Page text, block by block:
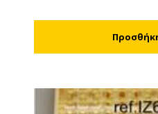
κινδυνεύουμε να μας
σκοτώσει τις άλλες.